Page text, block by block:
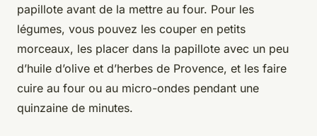
papillote avant de la mettre au four. Pour les
légumes, vous pouvez les couper en petits
morceaux, les placer dans la papillote avec un peu
d’huile d’olive et d’herbes de Provence, et les faire
cuire au four ou au micro-ondes pendant une
quinzaine de minutes.